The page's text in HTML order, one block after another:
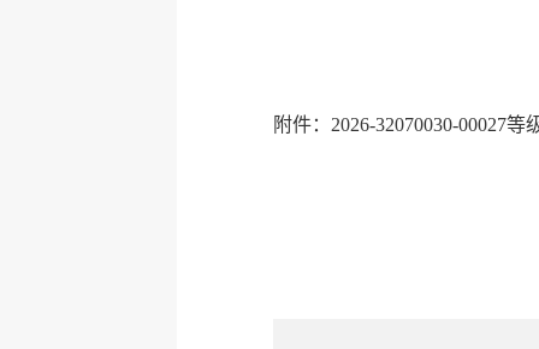
附件：2026-32070030-00027